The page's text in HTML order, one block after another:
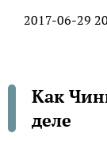
2017-06-29
Как
деле